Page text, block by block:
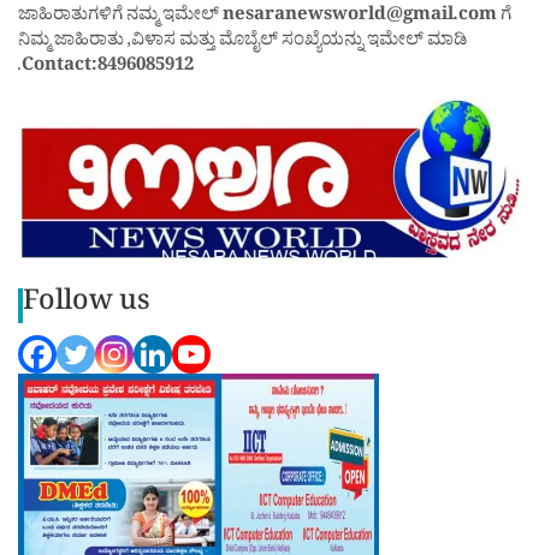
ಜಾಹಿರಾತುಗಳಿಗೆ ನಮ್ಮ ಇಮೇಲ್nesaranewsworld@gmail.comಗೆ
ನಿಮ್ಮ ಜಾಹಿರಾತು ,ವಿಳಾಸ ಮತ್ತು ಮೊಬೈಲ್ ಸಂಖ್ಯೆಯನ್ನು ಇಮೇಲ್ ಮಾಡಿ
.Contact:8496085912
Follow us